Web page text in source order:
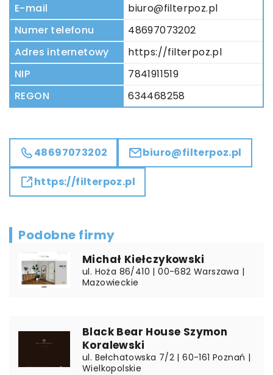
E-mail
biuro@filterpoz.pl
Numer telefonu
48697073202
Adres internetowy
https://filterpoz.pl
NIP
7841911519
REGON
634468258
48697073202 biuro@filterpoz.pl
https://filterpoz.pl
Podobne firmy
Michał Kiełczykowski
ul. Hoża 86/410 | 00-682 Warszawa |
Mazowieckie
Black Bear House Szymon
Koralewski
ul. Bełchatowska 7/2 | 60-161 Poznań |
Wielkopolskie